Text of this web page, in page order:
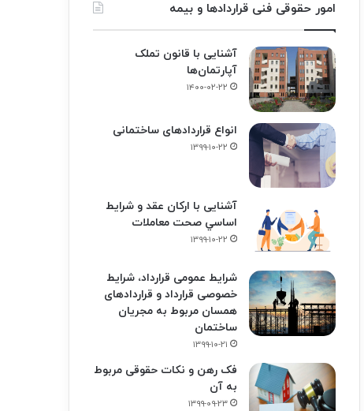
امور حقوقی فنی قراردادها و بیمه
آشنایی با قانون تملک
آپارتمان‌ها
۱۴۰۰-۰۲-۲۲
انواع قراردادهای ساختمانی
۱۳۹۹-۱۰-۲۲
آشنایی با ارکان عقد و شرايط
اساسي صحت معاملات
۱۳۹۹-۱۰-۲۲
شرایط عمومی قرارداد، شرایط
خصوصی قرارداد و قراردادهای
همسان مربوط به مجریان
ساختمان
۱۳۹۹-۱۰-۲۱
فک‌ رهن و نکات حقوقی مربوط
به آن
۱۳۹۹-۰۹-۲۳